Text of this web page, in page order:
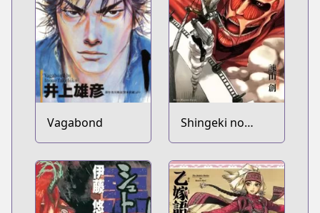
Vagabond
Shingeki no
Kyojin